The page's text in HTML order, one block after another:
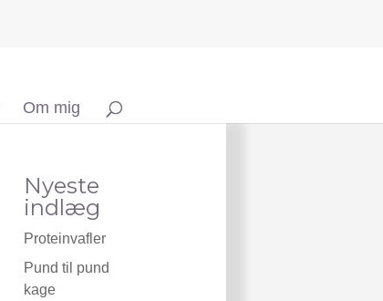
Om mig
Nyeste
indlæg
Proteinvafler
Pund til pund
kage